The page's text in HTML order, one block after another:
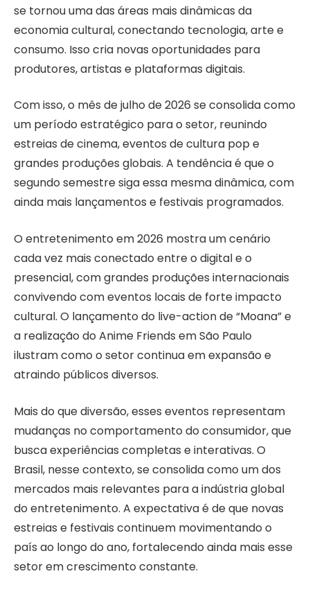
se tornou uma das áreas mais dinâmicas da
economia cultural, conectando tecnologia, arte e
consumo. Isso cria novas oportunidades para
produtores, artistas e plataformas digitais.
Com isso, o mês de julho de 2026 se consolida como
um período estratégico para o setor, reunindo
estreias de cinema, eventos de cultura pop e
grandes produções globais. A tendência é que o
segundo semestre siga essa mesma dinâmica, com
ainda mais lançamentos e festivais programados.
O entretenimento em 2026 mostra um cenário
cada vez mais conectado entre o digital e o
presencial, com grandes produções internacionais
convivendo com eventos locais de forte impacto
cultural. O lançamento do live-action de “Moana” e
a realização do Anime Friends em São Paulo
ilustram como o setor continua em expansão e
atraindo públicos diversos.
Mais do que diversão, esses eventos representam
mudanças no comportamento do consumidor, que
busca experiências completas e interativas. O
Brasil, nesse contexto, se consolida como um dos
mercados mais relevantes para a indústria global
do entretenimento. A expectativa é de que novas
estreias e festivais continuem movimentando o
país ao longo do ano, fortalecendo ainda mais esse
setor em crescimento constante.